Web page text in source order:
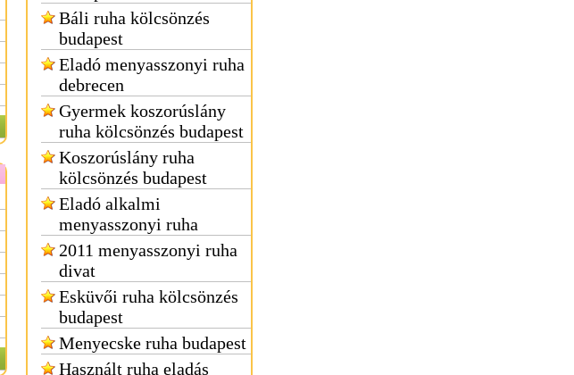
Báli ruha kölcsönzés
budapest
Eladó menyasszonyi ruha
debrecen
Gyermek koszorúslány
ruha kölcsönzés budapest
Koszorúslány ruha
kölcsönzés budapest
Eladó alkalmi
menyasszonyi ruha
2011 menyasszonyi ruha
divat
Esküvői ruha kölcsönzés
budapest
Menyecske ruha budapest
Használt ruha eladás